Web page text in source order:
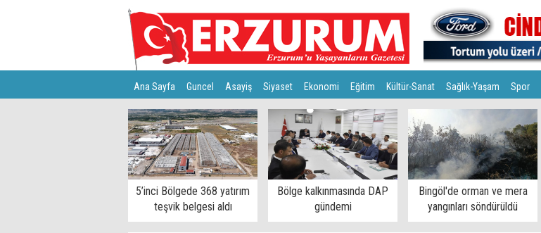
Ana Sayfa Guncel Asayiş Siyaset Ekonomi Eğitim Kültür-Sanat Sağlık-Yaşam Spor
Türkiye Teknoloji
5’inci Bölgede 368 yatırım
teşvik belgesi aldı
Bölge kalkınmasında DAP
gündemi
Bingöl'de orman ve mera
yangınları söndürüldü